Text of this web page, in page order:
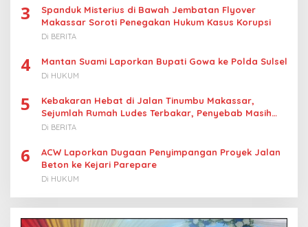
3
Spanduk Misterius di Bawah Jembatan Flyover
Makassar Soroti Penegakan Hukum Kasus Korupsi
Di BERITA
4 Mantan Suami Laporkan Bupati Gowa ke Polda Sulsel
Di HUKUM
5
Kebakaran Hebat di Jalan Tinumbu Makassar,
Sejumlah Rumah Ludes Terbakar, Penyebab Masih
Diselidiki
Di BERITA
6
ACW Laporkan Dugaan Penyimpangan Proyek Jalan
Beton ke Kejari Parepare
Di HUKUM